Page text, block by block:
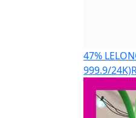
47%
999.9/24K)